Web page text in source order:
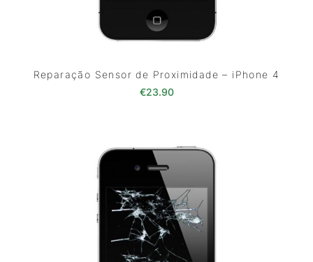
Reparação Sensor de Proximidade – iPhone 4
€23.90